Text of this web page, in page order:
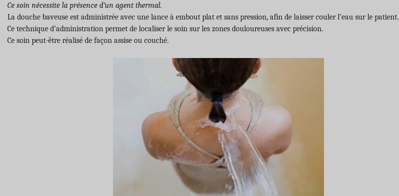
Ce soin nécessite la présence d’un agent thermal.
La douche baveuse est administrée avec une lance à embout plat et sans pression, afin de laisser couler l’eau sur le patient.
Ce technique d’administration permet de localiser le soin sur les zones douloureuses avec précision.
Ce soin peut-être réalisé de façon assise ou couché.